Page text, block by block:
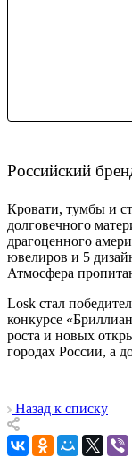
Российский
Кровати, тумбы и
долговечного
драгоценного
ювелиров и 5
Атмосфера
Losk стал
конкурсе
роста и новых
городах России, а
Назад к списку